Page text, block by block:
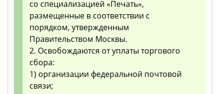
со специализацией «Печать»,
размещенные в соответствии с
порядком, утвержденным
Правительством Москвы.
2. Освобождаются от уплаты торгового
сбора:
1) организации федеральной почтовой
связи;